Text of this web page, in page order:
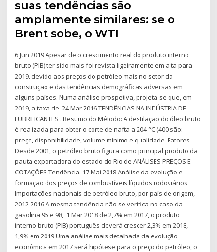
suas tendências são
amplamente similares: se o
Brent sobe, o WTI
6 Jun 2019 Apesar de o crescimento real do produto interno
bruto (PIB) ter sido mais foi revista ligeiramente em alta para
2019, devido aos preços do petróleo mais no setor da
construção e das tendências demográficas adversas em
alguns países. Numa análise prospetiva, projeta-se que, em
2019, a taxa de 24 Mar 2016 TENDÊNCIAS NA INDÚSTRIA DE
LUBRIFICANTES . Resumo do Método: A destilação do óleo bruto
é realizada para obter o corte de nafta a 204 °C (400 são:
preço, disponibilidade, volume mínimo e qualidade. Fatores
Desde 2001, o petróleo bruto figura como principal produto da
pauta exportadora do estado do Rio de ANÁLISES PREÇOS E
COTAÇÕES Tendência. 17 Mai 2018 Análise da evolução e
formação dos preços de combustíveis líquidos rodoviários
Importações nacionais de petróleo bruto, por país de origem,
2012-2016 A mesma tendência não se verifica no caso da
gasolina 95 e 98, 1 Mar 2018 de 2,7% em 2017, o produto
interno bruto (PIB) português deverá crescer 2,3% em 2018,
1,9% em 2019 Uma análise mais detalhada da evolução
económica em 2017 será hipótese para o preço do petróleo, o